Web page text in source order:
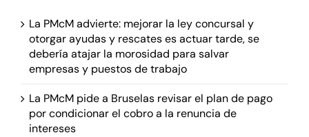
La PMcM advierte: mejorar la ley concursal y
otorgar ayudas y rescates es actuar tarde, se
debería atajar la morosidad para salvar
empresas y puestos de trabajo
La PMcM pide a Bruselas revisar el plan de pago
por condicionar el cobro a la renuncia de
intereses